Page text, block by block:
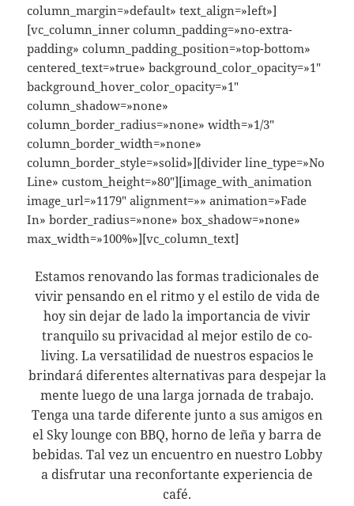
column_margin=»default» text_align=»left»]
[vc_column_inner column_padding=»no-extra-
padding» column_padding_position=»top-bottom»
centered_text=»true» background_color_opacity=»1″
background_hover_color_opacity=»1″
column_shadow=»none»
column_border_radius=»none» width=»1/3″
column_border_width=»none»
column_border_style=»solid»][divider line_type=»No
Line» custom_height=»80″][image_with_animation
image_url=»1179″ alignment=»» animation=»Fade
In» border_radius=»none» box_shadow=»none»
max_width=»100%»][vc_column_text]
Estamos renovando las formas tradicionales de
vivir pensando en el ritmo y el estilo de vida de
hoy sin dejar de lado la importancia de vivir
tranquilo su privacidad al mejor estilo de co-
living. La versatilidad de nuestros espacios le
brindará diferentes alternativas para despejar la
mente luego de una larga jornada de trabajo.
Tenga una tarde diferente junto a sus amigos en
el Sky lounge con BBQ, horno de leña y barra de
bebidas. Tal vez un encuentro en nuestro Lobby
a disfrutar una reconfortante experiencia de
café.